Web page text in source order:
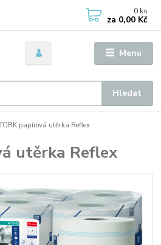
Menu
Hledat
0 ks
za 0,00 Kč
papírová utěrka Reflex
utěrka Reflex